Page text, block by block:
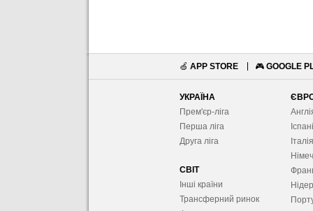
🍏 APP STORE 🎮 GOOGLE
УКРАЇНА
Прем'єр-ліга
Перша ліга
Друга ліга
СВІТ
Інші країни
Трансферний ринок